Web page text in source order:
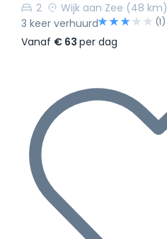
2
Wijk aan Zee (48 km)
3 keer verhuurd
(1)
Vanaf € 63 per dag